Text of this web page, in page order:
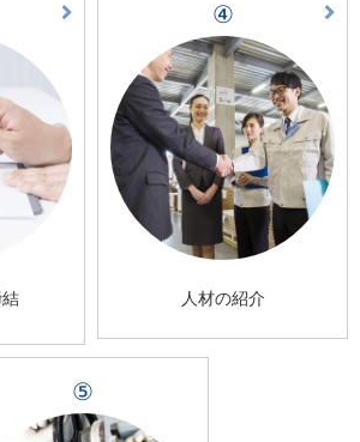
④
人材の紹介
⑤